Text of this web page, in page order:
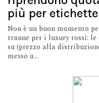
più per
Non è un buon momento
tranne per i luxury rossi:
su (prezzo alla
messo a...